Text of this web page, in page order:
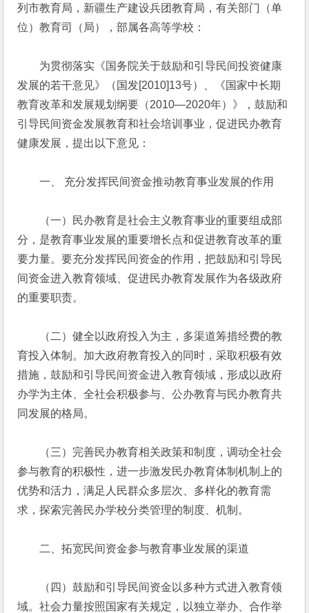
列市教育局，新疆生产建设兵团教育局，有关部门（单
位）教育司（局），部属各高等学校：
为贯彻落实《国务院关于鼓励和引导民间投资健康
发展的若干意见》（国发[2010]13号）、《国家中长期
教育改革和发展规划纲要（2010—2020年）》，鼓励和
引导民间资金发展教育和社会培训事业，促进民办教育
健康发展，提出以下意见：
一、 充分发挥民间资金推动教育事业发展的作用
（一）民办教育是社会主义教育事业的重要组成部
分，是教育事业发展的重要增长点和促进教育改革的重
要力量。要充分发挥民间资金的作用，把鼓励和引导民
间资金进入教育领域、促进民办教育发展作为各级政府
的重要职责。
（二）健全以政府投入为主，多渠道筹措经费的教
育投入体制。加大政府教育投入的同时，采取积极有效
措施，鼓励和引导民间资金进入教育领域，形成以政府
办学为主体、全社会积极参与、公办教育与民办教育共
同发展的格局。
（三）完善民办教育相关政策和制度，调动全社会
参与教育的积极性，进一步激发民办教育体制机制上的
优势和活力，满足人民群众多层次、多样化的教育需
求，探索完善民办学校分类管理的制度、机制。
二、拓宽民间资金参与教育事业发展的渠道
（四）鼓励和引导民间资金以多种方式进入教育领
域。社会力量按照国家有关规定，以独立举办、合作举